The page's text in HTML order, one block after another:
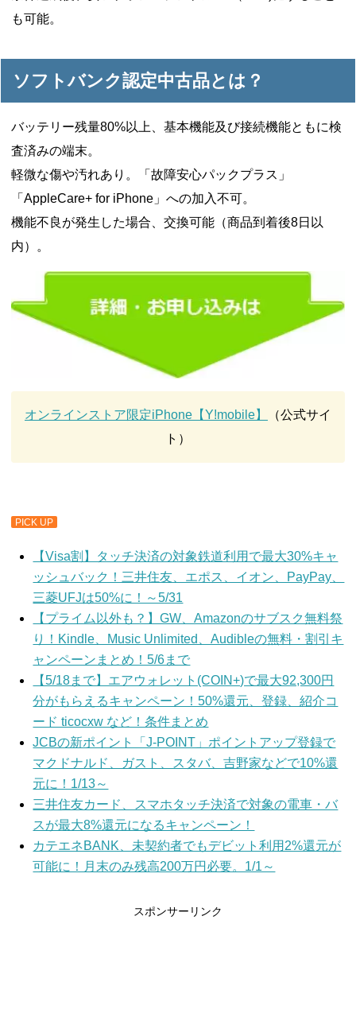
も可能。
ソフトバンク認定中古品とは？
バッテリー残量80%以上、基本機能及び接続機能ともに検
査済みの端末。
軽微な傷や汚れあり。「故障安心パックプラス」
「AppleCare+ for iPhone」への加入不可。
機能不良が発生した場合、交換可能（商品到着後8日以
内）。
オンラインストア限定iPhone【Y!mobile】
（公式サイ
ト）
PICK UP
【Visa割】タッチ決済の対象鉄道利用で最大30%キャ
ッシュバック！三井住友、エポス、イオン、PayPay、
三菱UFJは50%に！～5/31
【プライム以外も？】GW、Amazonのサブスク無料祭
り！Kindle、Music Unlimited、Audibleの無料・割引キ
ャンペーンまとめ！5/6まで
【5/18まで】エアウォレット(COIN+)で最大92,300円
分がもらえるキャンペーン！50%還元、登録、紹介コ
ード ticocxw など！条件まとめ
JCBの新ポイント「J-POINT」ポイントアップ登録で
マクドナルド、ガスト、スタバ、吉野家などで10%還
元に！1/13～
三井住友カード、スマホタッチ決済で対象の電車・バ
スが最大8%還元になるキャンペーン！
カテエネBANK、未契約者でもデビット利用2%還元が
可能に！月末のみ残高200万円必要。1/1～
スポンサーリンク